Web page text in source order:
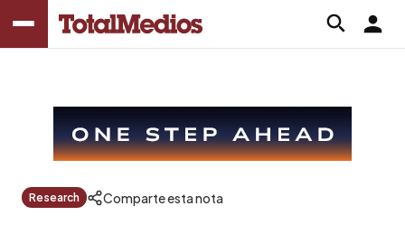
Research Comparte esta nota